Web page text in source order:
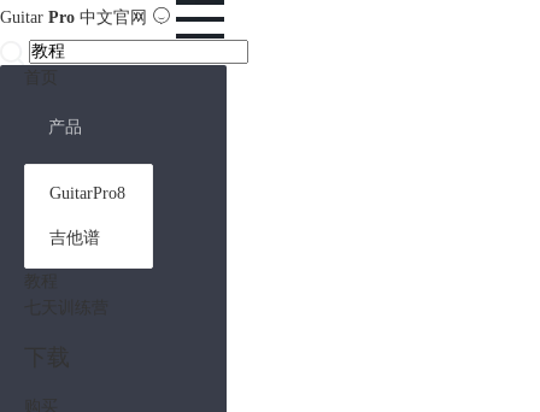
Guitar Pro 中文官网
产品
GuitarPro8
吉他谱